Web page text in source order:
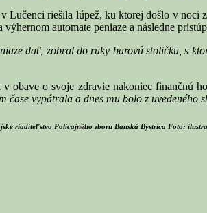
Lučenci riešila lúpež, ku ktorej došlo v noci
výhernom automate peniaze a následne
dať, zobral do ruky barovú stoličku, s
obave o svoje zdravie nakoniec finančnú
čase vypátrala a dnes mu bolo z uvedeného
riaditeľstvo Policajného zboru Banská Bystrica Foto: